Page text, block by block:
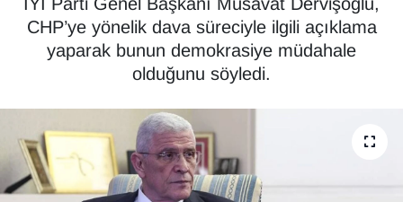
CHP’ye yönelik dava süreciyle ilgili açıklama
yaparak bunun demokrasiye müdahale
olduğunu söyledi.